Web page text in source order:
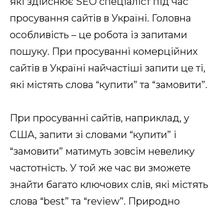
просування сайтів в Україні. Головна
особливість – це робота із запитами
пошуку. При просуванні комерційних
сайтів в Україні найчастіші запити це ті,
які містять слова “купити” та “замовити”.
При просуванні сайтів, наприклад, у
США, запити зі словами “купити” і
“замовити” матимуть зовсім невелику
частотність. У той же час ви зможете
знайти багато ключових слів, які містять
слова “best” та “review”. Природно